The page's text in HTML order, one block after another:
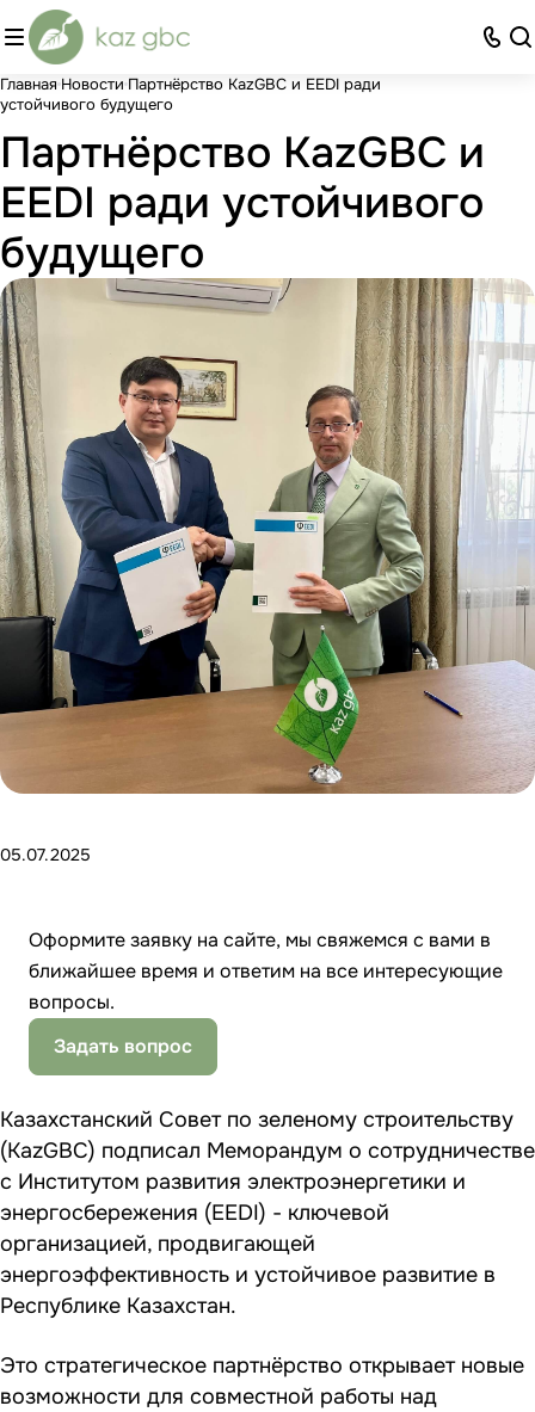
Главная Новости Партнёрство KazGBC и EEDI ради
устойчивого будущего
Партнёрство KazGBC и
EEDI ради устойчивого
будущего
05.07.2025
Оформите заявку на сайте, мы свяжемся с вами в
ближайшее время и ответим на все интересующие
вопросы.
Задать вопрос
Казахстанский Совет по зеленому строительству
(KazGBC) подписал Меморандум о сотрудничестве
с Институтом развития электроэнергетики и
энергосбережения (EEDI) - ключевой
организацией, продвигающей
энергоэффективность и устойчивое развитие в
Республике Казахстан.
Это стратегическое партнёрство открывает новые
возможности для совместной работы над